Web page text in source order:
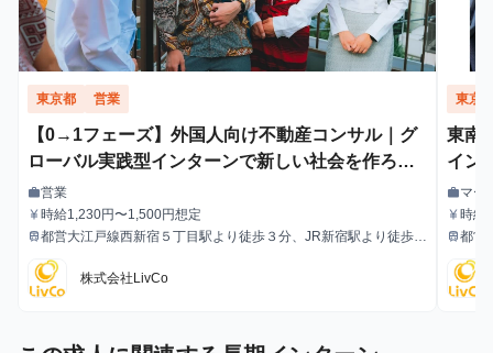
東京都 営業
【0→1フェーズ】外国人向け不動産コンサル｜グ
ローバル実践型インターンで新しい社会を作ろう -
株式会社LivCoの長期・有給インターンシップ
職種
work営業
給与
currency_yen 時給1,230円〜1,500円想定
最寄駅
train都営大江戸線西新宿５丁目駅より徒歩３分、JR新宿駅より徒歩2
株式会社LivCo
東京
東南
イン
期・
職種
workマー
給与
currency_yen 時給
最寄駅
train都営